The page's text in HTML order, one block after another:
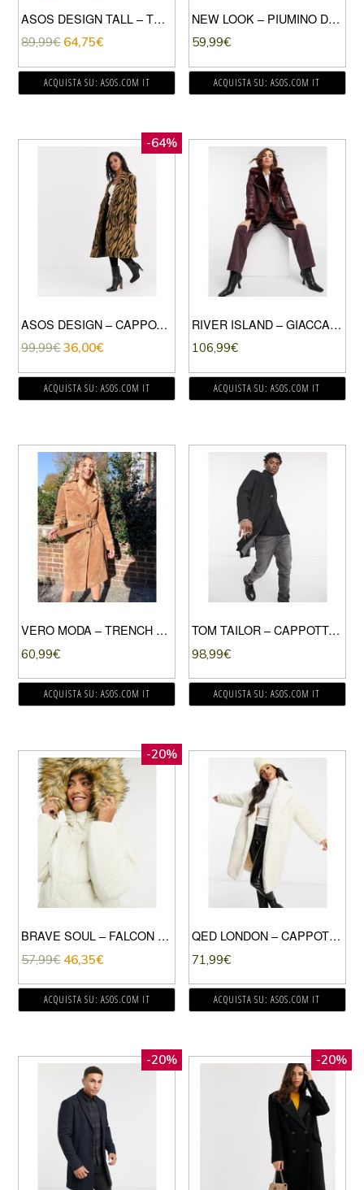
ASOS DESIGN TALL – TRENCH A DOPPIO STRATO OVERSIZE GRIGIO PIETRA-BEIGE
89,99€ 64,75€
ACQUISTA SU: ASOS.COM IT
NEW LOOK – PIUMINO DOUBLE-FACE NERO CON ROVESCIO IN PILE BORG
59,99€
ACQUISTA SU: ASOS.COM IT
-64%
ASOS DESIGN – CAPPOTTO DOPPIOPETTO SPAZZOLATO ANIMALIER-MULTICOLORE
99,99€ 36,00€
ACQUISTA SU: ASOS.COM IT
RIVER ISLAND – GIACCA ROSSA STILE AVIATORE IN MONTONE SINTETICO-ROSSO
106,99€
ACQUISTA SU: ASOS.COM IT
VERO MODA – TRENCH ELEGANTE MARRONE
60,99€
ACQUISTA SU: ASOS.COM IT
TOM TAILOR – CAPPOTTO DI LANA NERO
98,99€
ACQUISTA SU: ASOS.COM IT
-20%
BRAVE SOUL – FALCON – CAPPOTTO IMBOTTITO LUCIDO CON CAPPUCCIO CON BORDO IN ECOPELLICCIA-CREMA
57,99€ 46,35€
ACQUISTA SU: ASOS.COM IT
QED LONDON – CAPPOTTO OVERSIZE IN PILE BORG CREMA
71,99€
ACQUISTA SU: ASOS.COM IT
-20% -20%